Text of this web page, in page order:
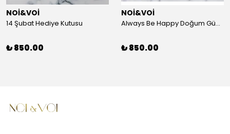
NOİ&VOİ
14 Şubat Hediye Kutusu
₺ 850.00
NOİ&VOİ
Always Be Happy Doğum Günü Hediye Kutusu
₺ 850.00